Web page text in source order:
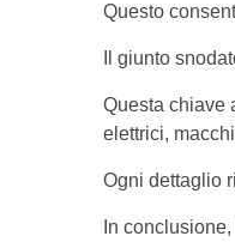
Questo
Il giunto
Questa chiave
elettrici,
Ogni dettaglio
In conclusione,